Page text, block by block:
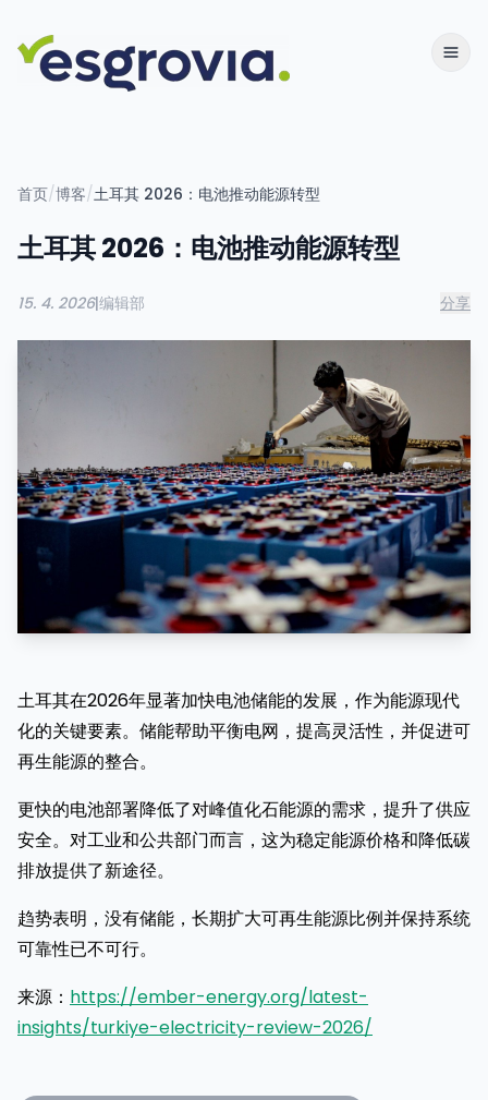
首页/博客/土耳其 2026：电池推动能源转型
土耳其 2026：电池推动能源转型
15. 4. 2026|编辑部 分享
土耳其在2026年显著加快电池储能的发展，作为能源现代
化的关键要素。储能帮助平衡电网，提高灵活性，并促进可
再生能源的整合。
更快的电池部署降低了对峰值化石能源的需求，提升了供应
安全。对工业和公共部门而言，这为稳定能源价格和降低碳
排放提供了新途径。
趋势表明，没有储能，长期扩大可再生能源比例并保持系统
可靠性已不可行。
来源： https://ember-energy.org/latest-
insights/turkiye-electricity-review-2026/